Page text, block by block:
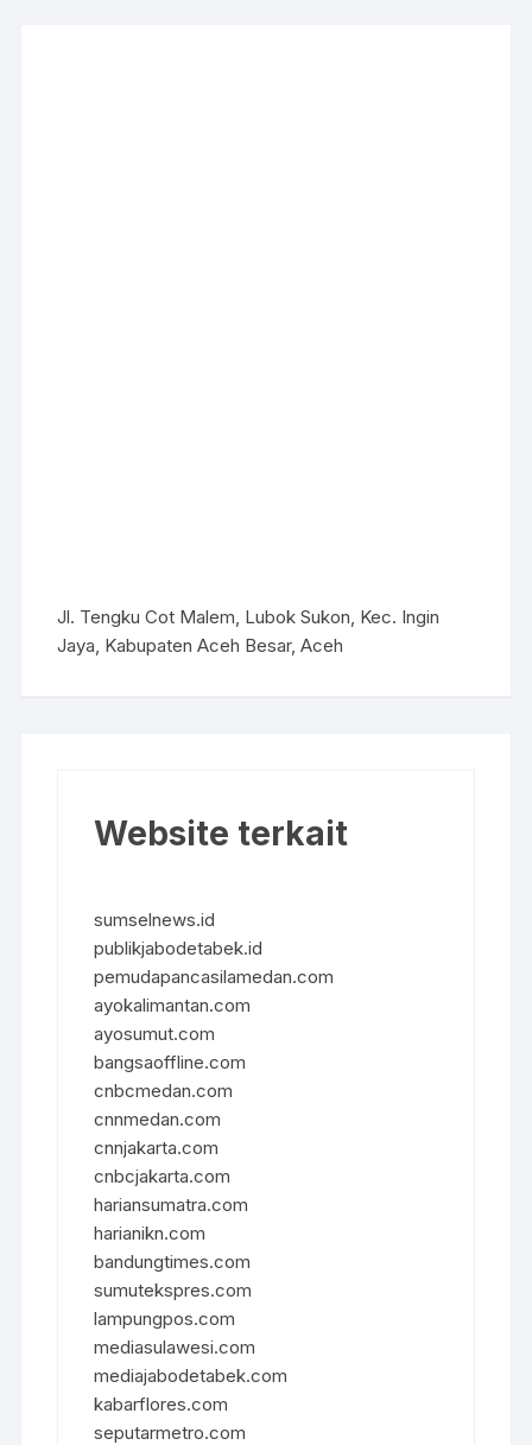
Jl. Tengku Cot Malem, Lubok Sukon, Kec. Ingin
Jaya, Kabupaten Aceh Besar, Aceh
Website terkait
sumselnews.id
publikjabodetabek.id
pemudapancasilamedan.com
ayokalimantan.com
ayosumut.com
bangsaoffline.com
cnbcmedan.com
cnnmedan.com
cnnjakarta.com
cnbcjakarta.com
hariansumatra.com
harianikn.com
bandungtimes.com
sumutekspres.com
lampungpos.com
mediasulawesi.com
mediajabodetabek.com
kabarflores.com
seputarmetro.com